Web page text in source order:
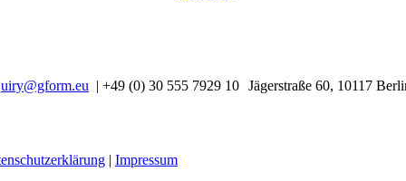
| +49 (0) 30 555 7929 10 Jägerstraße 60, 10117
| Impressum